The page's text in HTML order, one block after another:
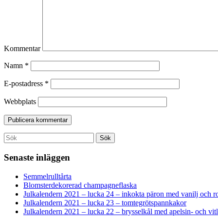
Kommentar
Namn *
E-postadress *
Webbplats
Search
for:
Sök
Senaste inläggen
Semmelrulltårta
Blomsterdekorerad champagneflaska
Julkalendern 2021 – lucka 24 – inkokta päron med vanilj och
Julkalendern 2021 – lucka 23 – tomtegrötspannkakor
Julkalendern 2021 – lucka 22 – brysselkål med apelsin- och